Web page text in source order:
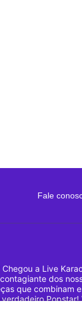
Fale
a Live
dos
que combinam
Popstar!